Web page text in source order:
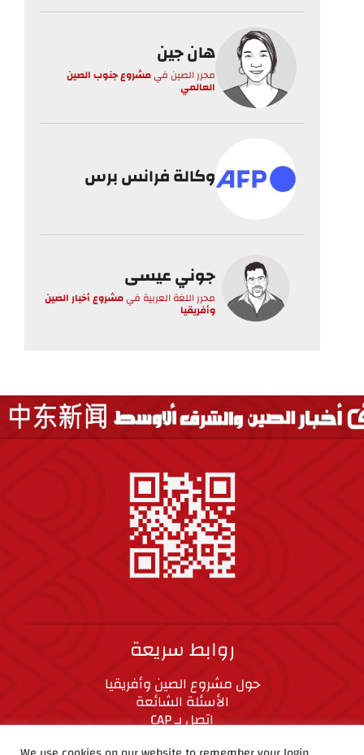
هان جين
محرر الصينفيمشروع جنوب الصين
العالمي
وكالة فرانس برس
جوني عيسى
محرر اللغة العربية فيمشروع أخبار الصين
وأفريقيا
روابط سريعة
حول مشروع الصين وأفريقيا
الأسئلة الشائعة
اتصل بـ CAP